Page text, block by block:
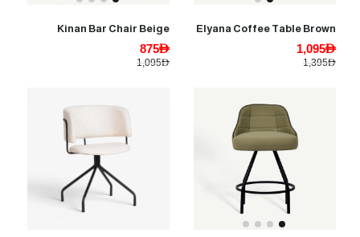
Elyana Coffee Table Brown
1,095AED
1,395AED
Kinan Bar Chair Beige
875AED
1,095AED